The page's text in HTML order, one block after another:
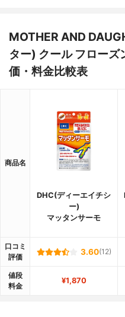
MOTHER AND
ター) クール フロー
価・料金比較表
商品名
DHC(ディーエイチシ
ー)
マッタンサーモ
口コミ
評価
3.60(12)
値段
料金
¥1,870